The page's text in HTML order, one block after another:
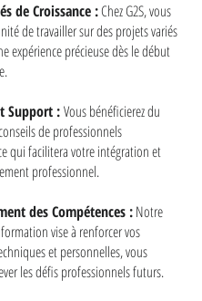
de Croissance :Chez G2S, vous
de travailler sur des projets variés
expérience précieuse dès le début
Support :Vous bénéficierez du
de professionnels
qui facilitera votre intégration et
professionnel.
des Compétences :Notre
vise à renforcer vos
et personnelles, vous
les défis professionnels futurs.